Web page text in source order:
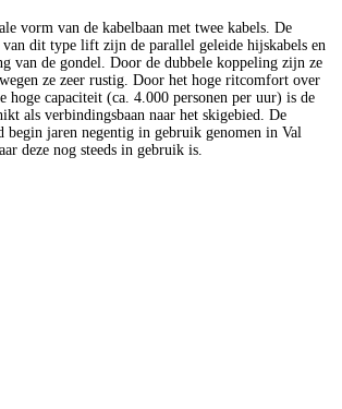
vorm van de kabelbaan met twee kabels. De
dit type lift zijn de parallel geleide hijskabels en
van de gondel. Door de dubbele koppeling zijn ze
ze zeer rustig. Door het hoge ritcomfort over
hoge capaciteit (ca. 4.000 personen per uur) is de
als verbindingsbaan naar het skigebied. De
begin jaren negentig in gebruik genomen in Val
deze nog steeds in gebruik is.